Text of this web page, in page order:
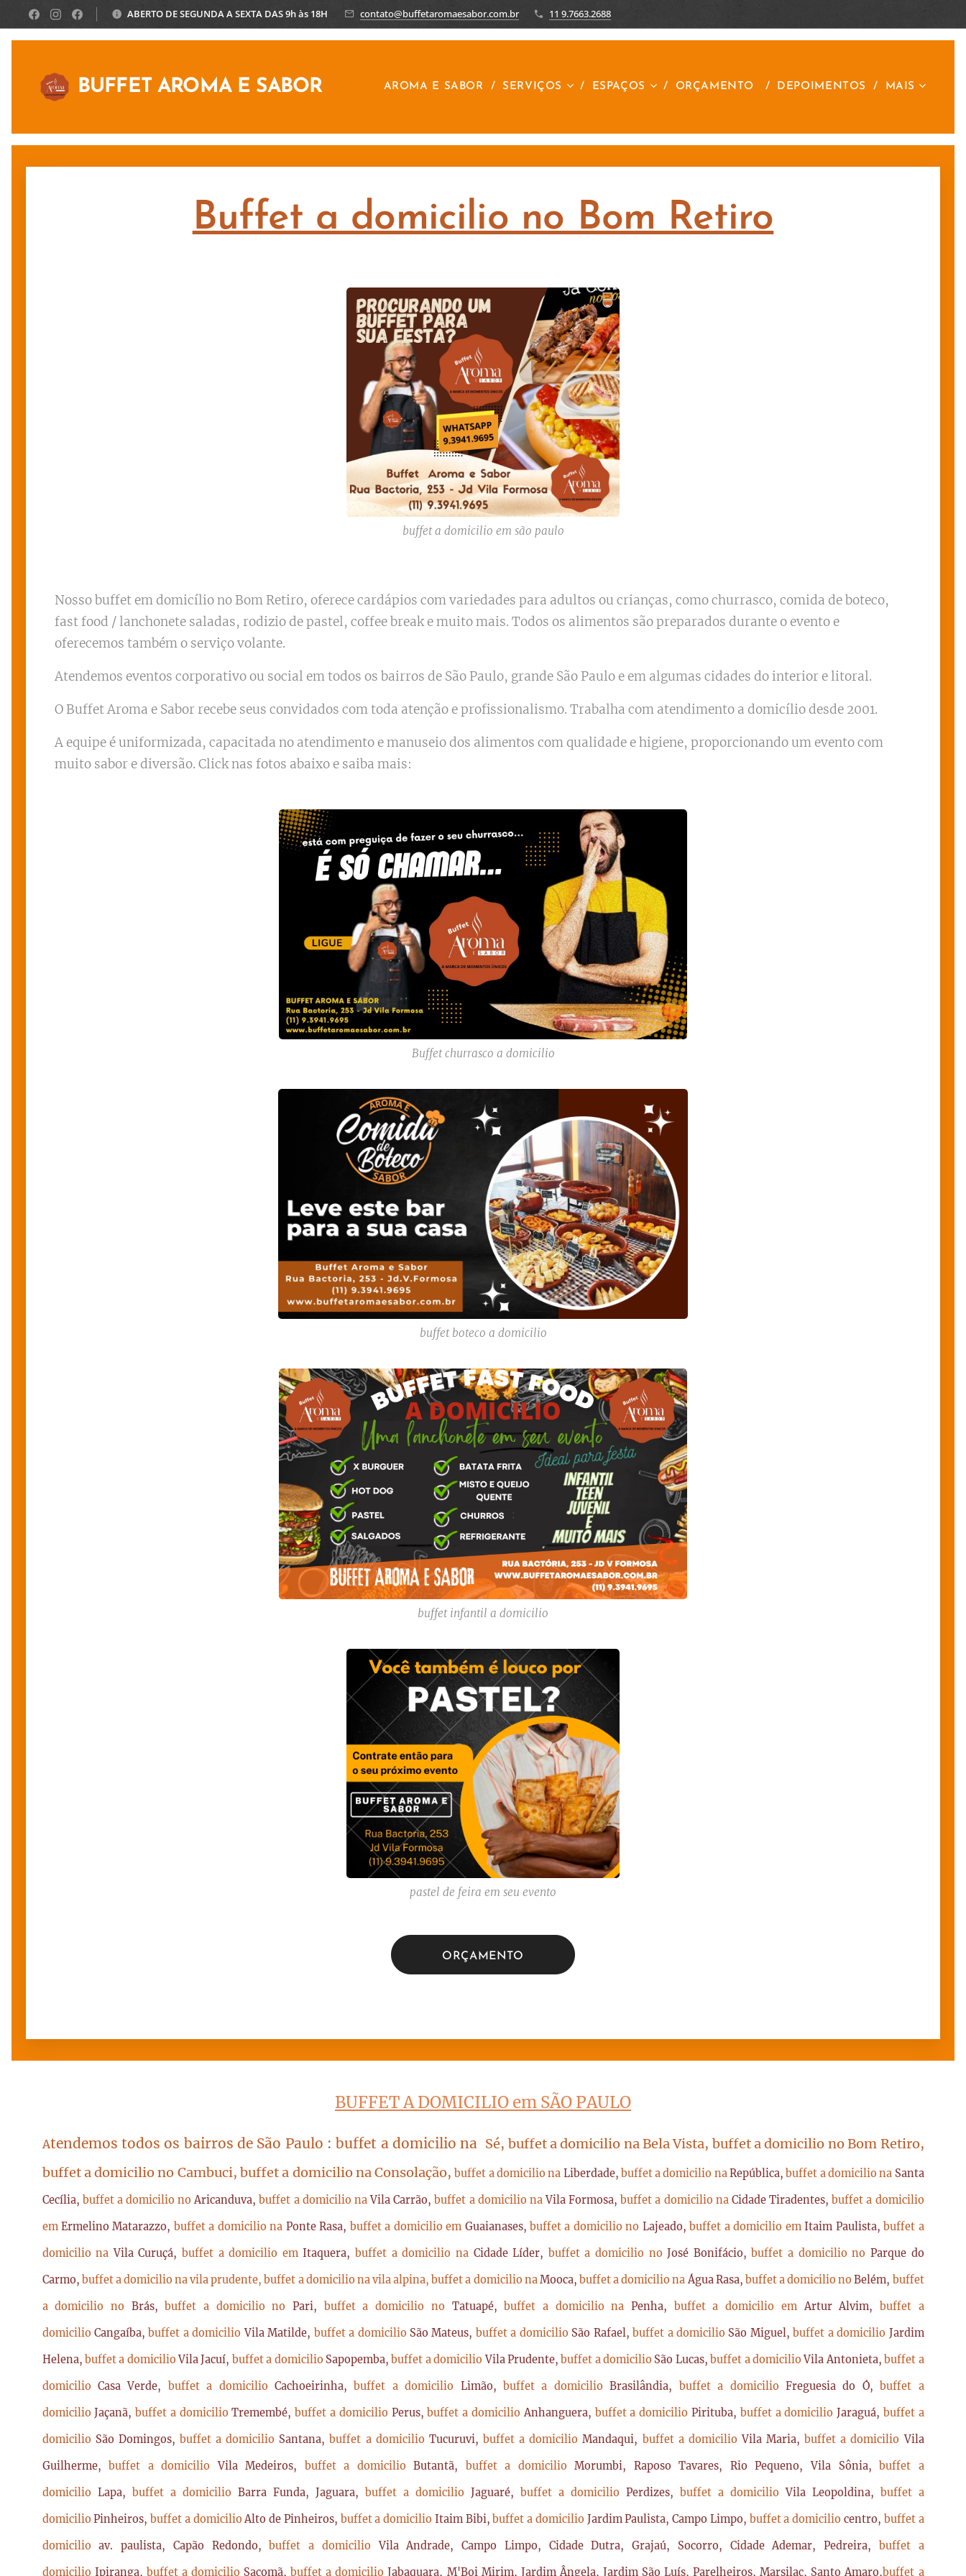
ABERTO DE SEGUNDA A SEXTA DAS 9h às 18H contato@buffetaromaesabor.com.br 11 9.7663.2688
BUFFET AROMA E SABOR AROMA E SABOR SERVIÇOS ESPAÇOS ORÇAMENTO DEPOIMENTOS MAIS
Buffet a domicilio no Bom Retiro
buffet a domicilio em são paulo
Nosso buffet em domicílio no Bom Retiro, oferece cardápios com variedades para adultos ou crianças, como churrasco, comida de boteco,
fast food / lanchonete saladas, rodizio de pastel, coffee break e muito mais. Todos os alimentos são preparados durante o evento e
oferecemos também o serviço volante.
Atendemos eventos corporativo ou social em todos os bairros de São Paulo, grande São Paulo e em algumas cidades do interior e litoral.
O Buffet Aroma e Sabor recebe seus convidados com toda atenção e profissionalismo. Trabalha com atendimento a domicílio desde 2001.
A equipe é uniformizada, capacitada no atendimento e manuseio dos alimentos com qualidade e higiene, proporcionando um evento com
muito sabor e diversão. Click nas fotos abaixo e saiba mais:
Buffet churrasco a domicilio
buffet boteco a domicilio
buffet infantil a domicilio
pastel de feira em seu evento
ORÇAMENTO
BUFFET A DOMICILIO em SÃO PAULO
Atendemos todos os bairros de São Paulo : buffet a domicilio na Sé, buffet a domicilio na Bela Vista, buffet a domicilio no Bom Retiro,
buffet a domicilio no Cambuci, buffet a domicilio na Consolação,buffet a domicilio na Liberdade, buffet a domicilio naRepública,buffet a domicilio na Santa
Cecília, buffet a domicilio noAricanduva,buffet a domicilio naVila Carrão,buffet a domicilio naVila Formosa,buffet a domicilio na Cidade Tiradentes,buffet a domicilio
em Ermelino Matarazzo, buffet a domicilio na Ponte Rasa, buffet a domicilio em Guaianases,buffet a domicilio no Lajeado,buffet a domicilio emItaim Paulista,buffet a
domicilio naVila Curuçá, buffet a domicilio emItaquera,buffet a domicilio na Cidade Líder, buffet a domicilio noJosé Bonifácio,buffet a domicilio no Parque do
Carmo, buffet a domicilio na vila prudente,buffet a domicilio na vila alpina, buffet a domicilio naMooca,buffet a domicilio naÁgua Rasa, buffet a domicilio noBelém, buffet
a domicilio no Brás,buffet a domicilio noPari, buffet a domicilio no Tatuapé,buffet a domicilio naPenha, buffet a domicilio emArtur Alvim, buffet a
domicilio Cangaíba,buffet a domicilioVila Matilde, buffet a domicilio São Mateus, buffet a domicilio São Rafael,buffet a domicilio São Miguel,buffet a domicilio Jardim
Helena, buffet a domicilioVila Jacuí, buffet a domicilio Sapopemba,buffet a domicilioVila Prudente,buffet a domicilio São Lucas,buffet a domicilioVila Antonieta,buffet a
domicilio Casa Verde, buffet a domicilio Cachoeirinha,buffet a domicilio Limão,buffet a domicilioBrasilândia, buffet a domicilio Freguesia do Ó,buffet a
domicilioJaçanã,buffet a domicilioTremembé,buffet a domicilio Perus,buffet a domicilioAnhanguera, buffet a domicilio Pirituba, buffet a domicilioJaraguá, buffet a
domicilio São Domingos, buffet a domicilio Santana,buffet a domicilio Tucuruvi, buffet a domicilioMandaqui, buffet a domicilioVila Maria,buffet a domicilioVila
Guilherme,buffet a domicilioVila Medeiros, buffet a domicilioButantã, buffet a domicilioMorumbi, Raposo Tavares, Rio Pequeno, Vila Sônia,buffet a
domicilio Lapa, buffet a domicilio Barra Funda, Jaguara, buffet a domicilio Jaguaré, buffet a domicilio Perdizes, buffet a domicilioVila Leopoldina, buffet a
domicilioPinheiros,buffet a domicilioAlto de Pinheiros, buffet a domicilio Itaim Bibi,buffet a domicilio Jardim Paulista, Campo Limpo, buffet a domiciliocentro, buffet a
domicilioav. paulista, Capão Redondo,buffet a domicilioVila Andrade, Campo Limpo, Cidade Dutra, Grajaú, Socorro, Cidade Ademar, Pedreira, buffet a
domicilio Ipiranga, buffet a domicilio Sacomã,buffet a domicilioJabaquara, M'Boi Mirim, Jardim Ângela, Jardim São Luís, Parelheiros, Marsilac, Santo Amaro,buffet a